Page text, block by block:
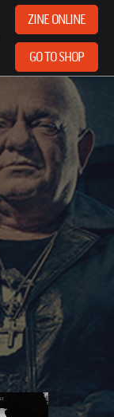
ZINE ONLINE
GO TO SHOP